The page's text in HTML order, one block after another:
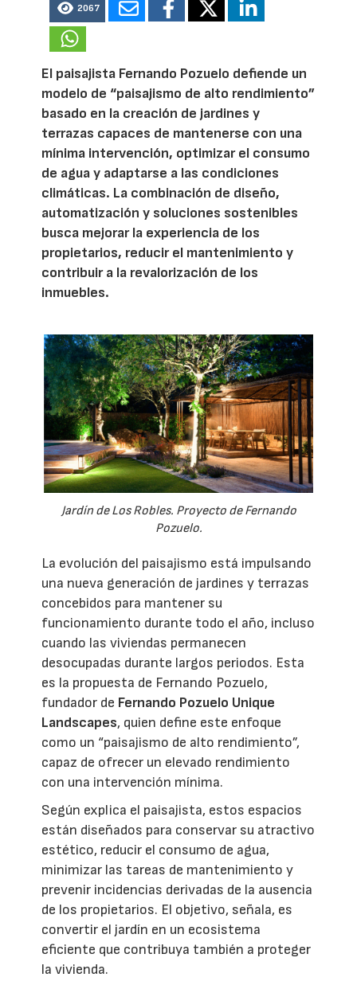
2067
El paisajista Fernando Pozuelo defiende un
modelo de “paisajismo de alto rendimiento”
basado en la creación de jardines y
terrazas capaces de mantenerse con una
mínima intervención, optimizar el consumo
de agua y adaptarse a las condiciones
climáticas. La combinación de diseño,
automatización y soluciones sostenibles
busca mejorar la experiencia de los
propietarios, reducir el mantenimiento y
contribuir a la revalorización de los
inmuebles.
Jardín de Los Robles. Proyecto de Fernando
Pozuelo.
La evolución del paisajismo está impulsando
una nueva generación de jardines y terrazas
concebidos para mantener su
funcionamiento durante todo el año, incluso
cuando las viviendas permanecen
desocupadas durante largos periodos. Esta
es la propuesta de Fernando Pozuelo,
fundador de Fernando Pozuelo Unique
Landscapes, quien define este enfoque
como un “paisajismo de alto rendimiento”,
capaz de ofrecer un elevado rendimiento
con una intervención mínima.
Según explica el paisajista, estos espacios
están diseñados para conservar su atractivo
estético, reducir el consumo de agua,
minimizar las tareas de mantenimiento y
prevenir incidencias derivadas de la ausencia
de los propietarios. El objetivo, señala, es
convertir el jardín en un ecosistema
eficiente que contribuya también a proteger
la vivienda.